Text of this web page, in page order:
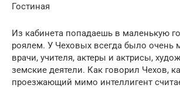
Гостиная
Из кабинета попадаешь в маленькую
роялем. У Чеховых всегда было очень
врачи, учителя, актеры и актрисы,
земские деятели. Как говорил Чехов,
проезжающий мимо интеллигент